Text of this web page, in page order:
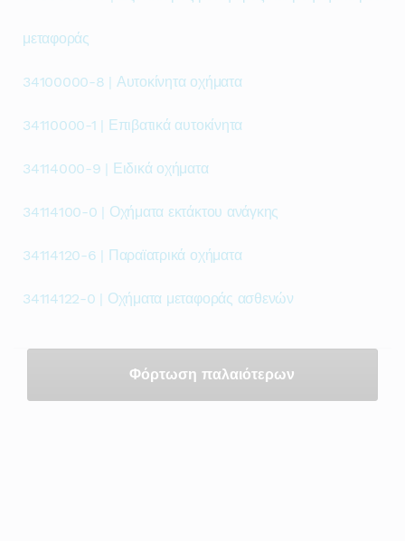
μεταφοράς
34100000-8 | Αυτοκίνητα οχήματα
34110000-1 | Επιβατικά αυτοκίνητα
34114000-9 | Ειδικά οχήματα
34114100-0 | Οχήματα εκτάκτου ανάγκης
34114120-6 | Παραϊατρικά οχήματα
34114122-0 | Οχήματα μεταφοράς ασθενών
Φόρτωση παλαιότερων